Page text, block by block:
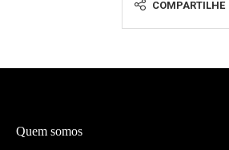
COMPARTILHE
Quem somos